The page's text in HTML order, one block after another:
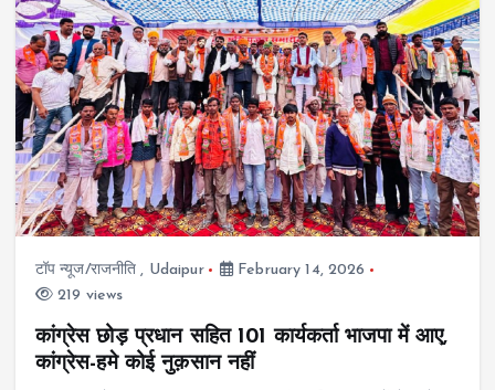
टॉप न्यूज/राजनीति , Udaipur
February 14, 2026
219 views
कांग्रेस छोड़ प्रधान सहित 101 कार्यकर्ता भाजपा में आए,
कांग्रेस-हमे कोई नुक़सान नहीं